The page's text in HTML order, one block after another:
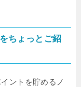
ちょっとご紹
ントを貯めるノ